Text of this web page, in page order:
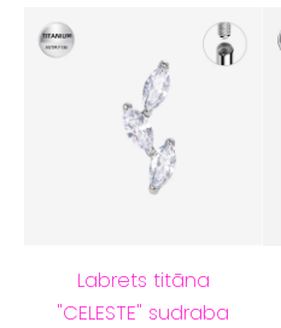
Labrets titāna
"CELESTE" sudraba